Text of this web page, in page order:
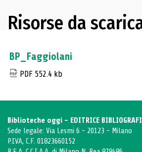
Risorse da
BP_Faggiolani
PDF 552.4 kb
Biblioteche oggi - EDITRICE
Sede legale: Via Lesmi 6 - 20123 - Milano
P.IVA, C.F. 01823660152